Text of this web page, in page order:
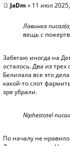
JaDm » 11 июл
Лавинка
вещь с
Забегаю иногда на
осталось. Два из
Белилала все это
какой-то слот
зря убрали.
Niphestotel
По началу не